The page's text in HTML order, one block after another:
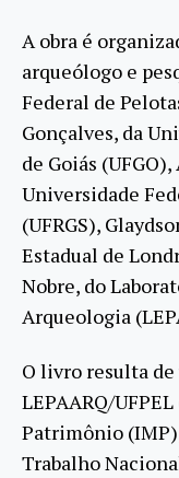
A obra é
arqueólogo e
Federal de
Gonçalves, da
de Goiás
Universidade
(UFRGS),
Estadual de
Nobre, do
Arqueologia
O livro resulta
LEPAARQ/
Patrimônio
Trabalho